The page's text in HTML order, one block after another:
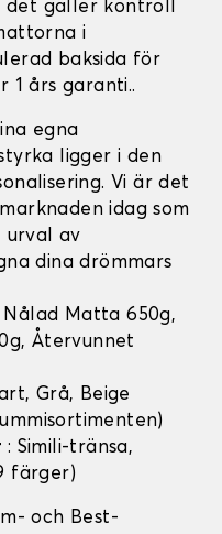
det gäller kontroll
i
baksida för
1 års garanti..
egna
ligger i den
Vi är det
idag som
urval av
dina drömmars
Nålad Matta 650g,
Återvunnet
Grå, Beige
: Simili-tränsa,
färger)
och Best-